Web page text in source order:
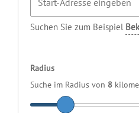
Suchen Sie zum Beispiel
Radius
Suche im Radius von 8